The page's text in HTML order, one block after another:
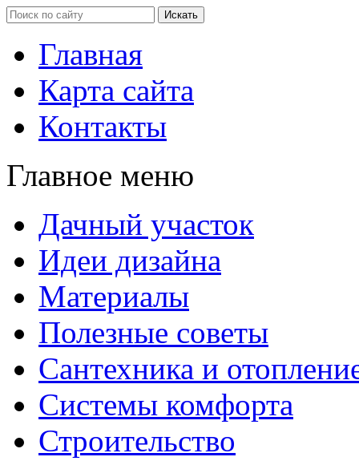
Главная
Карта сайта
Контакты
Главное меню
Дачный участок
Идеи дизайна
Материалы
Полезные советы
Сантехника и
Системы комфорта
Строительство